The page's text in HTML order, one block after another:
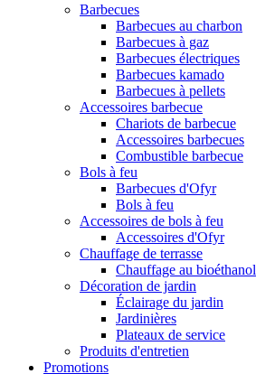
Barbecues
Barbecues au charbon
Barbecues à gaz
Barbecues électriques
Barbecues kamado
Barbecues à pellets
Accessoires barbecue
Chariots de barbecue
Accessoires barbecues
Combustible barbecue
Bols à feu
Barbecues d'Ofyr
Bols à feu
Accessoires de bols à feu
Accessoires d'Ofyr
Chauffage de terrasse
Chauffage au bioéthanol
Décoration de jardin
Éclairage du jardin
Jardinières
Plateaux de service
Produits d'entretien
Promotions